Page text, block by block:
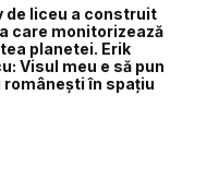
de liceu a construit
care monitorizează
planetei. Erik
Visul meu e să pun
în spațiu